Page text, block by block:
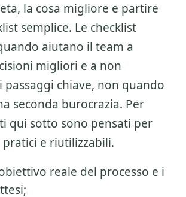
la cosa migliore e partire
semplice. Le checklist
aiutano il team a
migliori e a non
passaggi chiave, non quando
seconda burocrazia. Per
qui sotto sono pensati per
pratici e riutilizzabili.
reale del processo e i